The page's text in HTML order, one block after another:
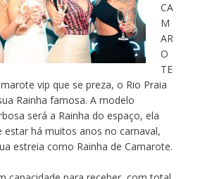
CA
M
AR
O
TE
vip que se preza, o Rio Praia
Rainha famosa. A modelo
será a Rainha do espaço, ela
estar há muitos anos no carnaval,
estreia como Rainha de Camarote.